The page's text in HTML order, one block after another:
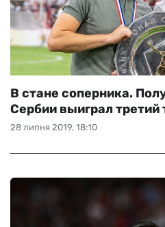
28 липня 2019, 18:10
В стане соперника.
Сербии выиграл